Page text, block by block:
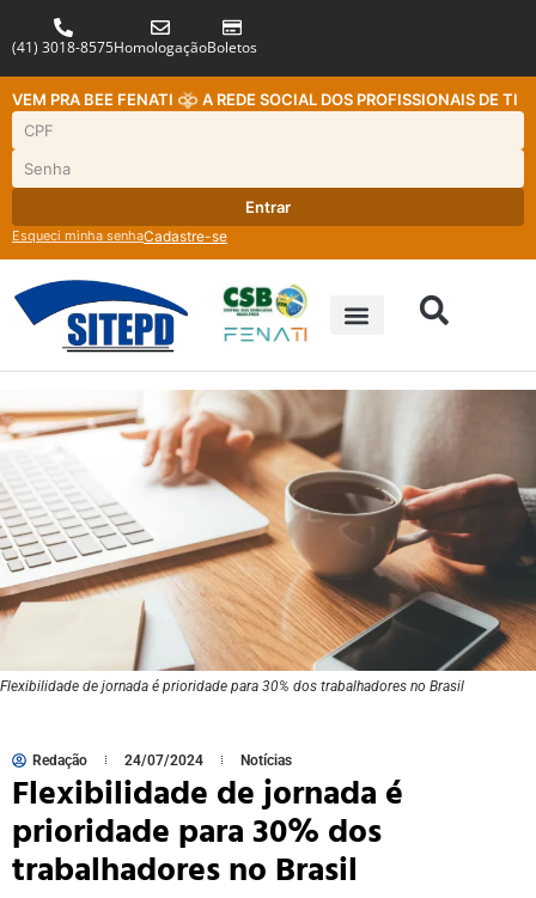
(41) 3018-8575HomologaçãoBoletos
VEM PRA BEE FENATI A REDE SOCIAL DOS PROFISSIONAIS DE TI
Entrar
Esqueci minha senhaCadastre-se
Flexibilidade de jornada é prioridade para 30% dos trabalhadores no Brasil
Redação 24/07/2024 Notícias
Flexibilidade de jornada é
prioridade para 30% dos
trabalhadores no Brasil